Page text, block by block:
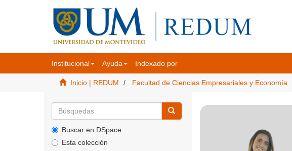
Institucional Ayuda Indexado por
Inicio | REDUM Facultad de Ciencias Empresariales y Economía
Buscar en DSpace
Esta colección